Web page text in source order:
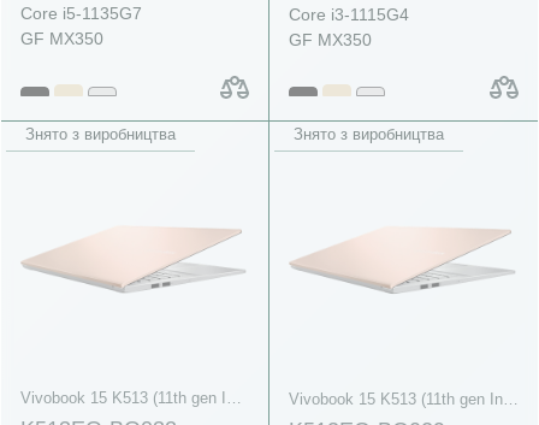
Core i5-1135G7
GF MX350
Core i3-1115G4
GF MX350
Знято з виробництва
Vivobook 15 K513 (11th gen Intel)
Знято з виробництва
Vivobook 15 K513 (11th gen Intel)